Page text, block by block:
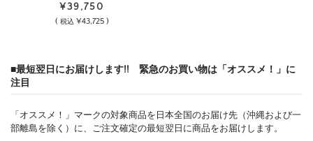
¥39,750
( 税込 ¥43,725 )
■最短翌日にお届けします!! 緊急のお買い物は「オススメ！」に
注目
「オススメ！」マークの対象商品を日本全国のお届け先（沖縄および一
部離島を除く）に、ご注文確定の最短翌日に商品をお届けします。